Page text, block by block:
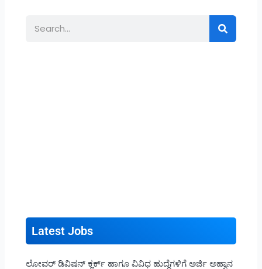
Search
Latest Jobs
ಲೋವರ್ ಡಿವಿಷನ್ ಕ್ಲರ್ಕ್ ಹಾಗೂ ವಿವಿಧ ಹುದ್ದೆಗಳಿಗೆ ಅರ್ಜಿ ಅಹ್ವಾನ